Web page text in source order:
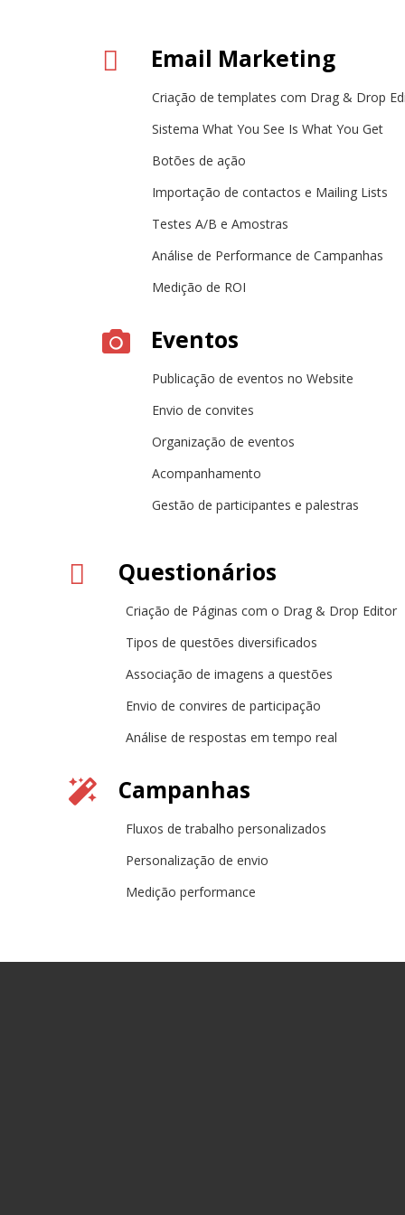
Email Marketing
Criação de templates com Drag & Drop
Sistema What You See Is What You Get
Botões de ação
Importação de contactos e Mailing Lists
Testes A/B e Amostras
Análise de Performance de Campanhas
Medição de ROI
Eventos
Publicação de eventos no Website
Envio de convites
Organização de eventos
Acompanhamento
Gestão de participantes e palestras
Questionários
Criação de Páginas com o Drag & Drop Editor
Tipos de questões diversificados
Associação de imagens a questões
Envio de convires de participação
Análise de respostas em tempo real
Campanhas
Fluxos de trabalho personalizados
Personalização de envio
Medição performance